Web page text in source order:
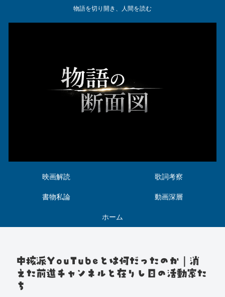
物語を切り開き、人間を読む
映画解読 歌詞考察
書物私論 動画深層
ホーム
中核派YouTubeとは何だったのか｜消
えた前進チャンネルと在りし日の活動家た
ち